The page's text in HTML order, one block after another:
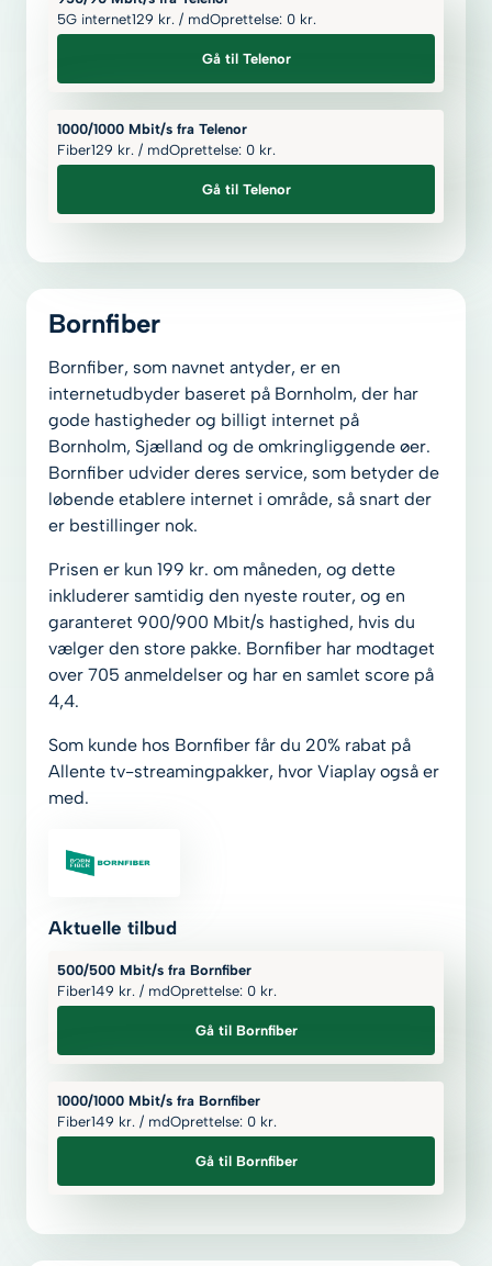
5G internet129 kr. / mdOprettelse: 0 kr.
Gå til Telenor
1000/1000 Mbit/s fra Telenor
Fiber129 kr. / mdOprettelse: 0 kr.
Gå til Telenor
Bornfiber
Bornfiber, som navnet antyder, er en
internetudbyder baseret på Bornholm, der har
gode hastigheder og billigt internet på
Bornholm, Sjælland og de omkringliggende øer.
Bornfiber udvider deres service, som betyder de
løbende etablere internet i område, så snart der
er bestillinger nok.
Prisen er kun 199 kr. om måneden, og dette
inkluderer samtidig den nyeste router, og en
garanteret 900/900 Mbit/s hastighed, hvis du
vælger den store pakke. Bornfiber har modtaget
over 705 anmeldelser og har en samlet score på
4,4.
Som kunde hos Bornfiber får du 20% rabat på
Allente tv-streamingpakker, hvor Viaplay også er
med.
Aktuelle tilbud
500/500 Mbit/s fra Bornfiber
Fiber149 kr. / mdOprettelse: 0 kr.
Gå til Bornfiber
1000/1000 Mbit/s fra Bornfiber
Fiber149 kr. / mdOprettelse: 0 kr.
Gå til Bornfiber